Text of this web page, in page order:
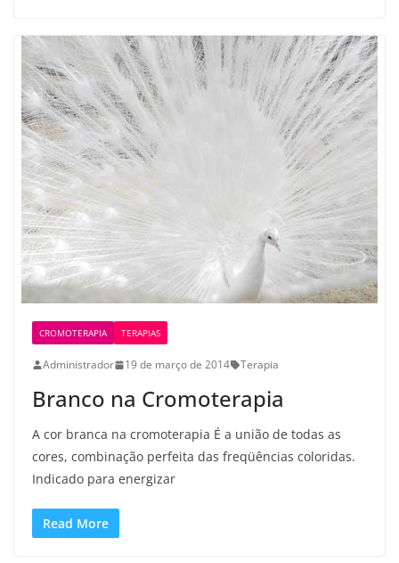
CROMOTERAPIA TERAPIAS
Administrador 19 de março de 2014 Terapia
Branco na Cromoterapia
A cor branca na cromoterapia É a união de todas as
cores, combinação perfeita das freqüências coloridas.
Indicado para energizar
Read More